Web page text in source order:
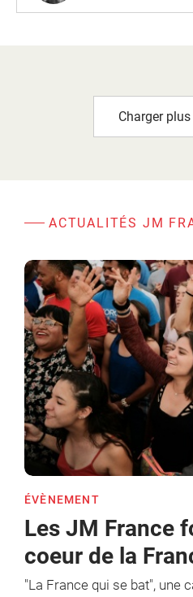
Charger
ACTUALITÉS JM
ÉVÈNEMENT
Les JM France
coeur de la
"La France qui se bat", une